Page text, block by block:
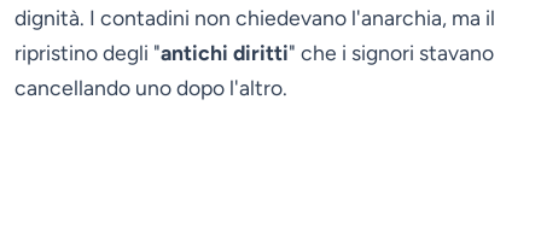
dignità. I contadini non chiedevano l'anarchia, ma il
ripristino degli "antichi diritti" che i signori stavano
cancellando uno dopo l'altro.